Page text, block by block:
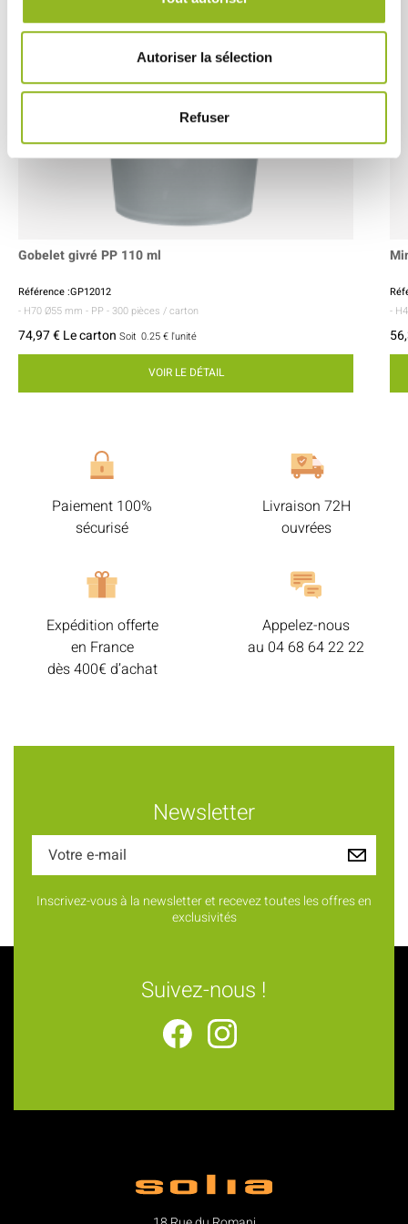
Autoriser la sélection
Refuser
Gobelet givré PP 110 ml
Référence :GP12012
- H70 Ø55 mm - PP - 300 pièces / carton
74,97 € Le carton Soit 0.25 € l'unité
VOIR LE DÉTAIL
-
Paiement 100%
sécurisé
Livraison 72H
ouvrées
Expédition offerte
en France
dès 400€ d’achat
Appelez-nous
au 04 68 64 22 22
Newsletter
Inscrivez-vous à la newsletter et recevez toutes les offres en
exclusivités
Suivez-nous !